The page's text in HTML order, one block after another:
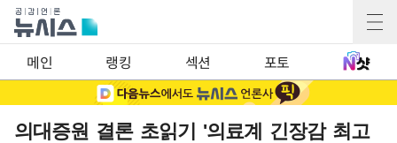
메인 랭킹 섹션 포토
의대증원 결론 초읽기 '의료계 긴장감 최고